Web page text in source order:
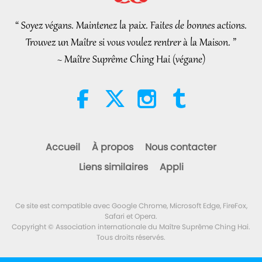
Chapitres 71-72, partie 1/2
Manger nous mènera à
l’extinction, partie 1/6
Un voyage à travers les royaumes
esthétiques
Les pourparlers de paix
“ Soyez végans. Maintenez la paix. Faites de bonnes actions.
Trouvez un Maître si vous voulez rentrer à la Maison. ”
~ Maître Suprême Ching Hai (végane)
Accueil À propos
Nous contacter
Liens similaires
Appli
Ce site est compatible avec Google Chrome, Microsoft Edge, FireFox,
Safari et Opera.
Copyright © Association internationale du Maître Suprême Ching Hai.
Tous droits réservés.